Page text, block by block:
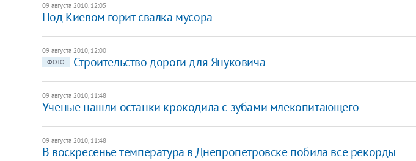
09 августа 2010, 12:05
Под Киевом горит свалка мусора
09 августа 2010, 12:00
ФОТО
Строительство дороги для Януковича
09 августа 2010, 11:48
Ученые нашли останки крокодила с зубами млекопитающего
09 августа 2010, 11:48
В воскресенье температура в Днепропетровске побила все рекорды